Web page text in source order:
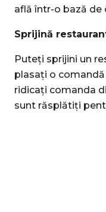
află într-o bază de
Sprijină
Puteți sprijini un
plasați o
ridicați comanda
sunt răsplătiți